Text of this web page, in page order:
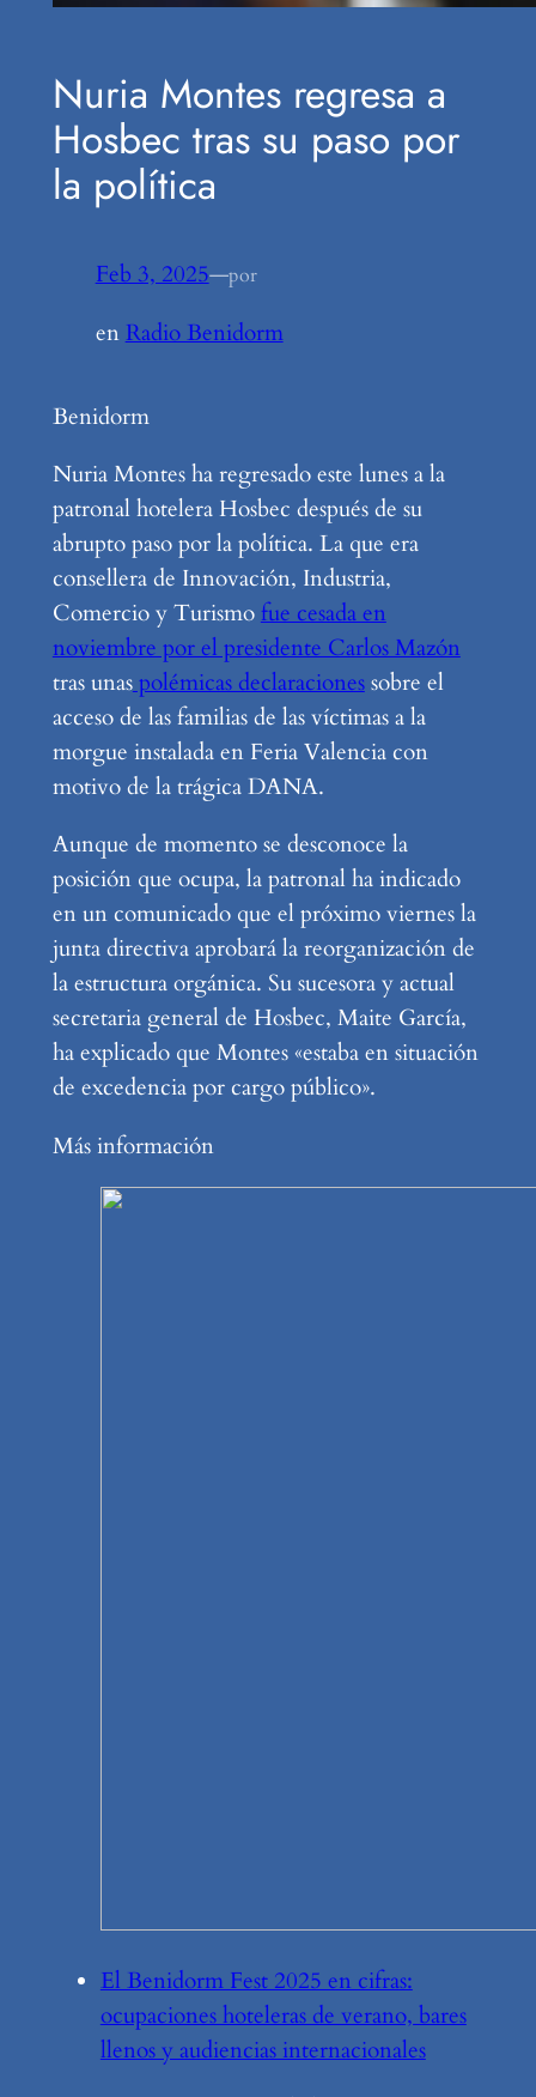
Nuria Montes regresa a
Hosbec tras su paso por
la política
Feb 3, 2025—por
en Radio Benidorm
Benidorm
Nuria Montes ha regresado este lunes a la
patronal hotelera Hosbec después de su
abrupto paso por la política. La que era
consellera de Innovación, Industria,
Comercio y Turismofue cesada en
noviembre por el presidente Carlos Mazón
tras unaspolémicas declaracionessobre el
acceso de las familias de las víctimas a la
morgue instalada en Feria Valencia con
motivo de la trágica DANA.
Aunque de momento se desconoce la
posición que ocupa, la patronal ha indicado
en un comunicado que el próximo viernes la
junta directiva aprobará la reorganización de
la estructura orgánica. Su sucesora y actual
secretaria general de Hosbec, Maite García,
ha explicado que Montes «estaba en situación
de excedencia por cargo público».
Más información
El Benidorm Fest 2025 en cifras:
ocupaciones hoteleras de verano, bares
llenos y audiencias internacionales